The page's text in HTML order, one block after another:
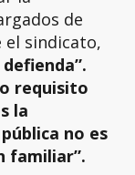
de
sindicato,
requisito
la
no es
familiar”.